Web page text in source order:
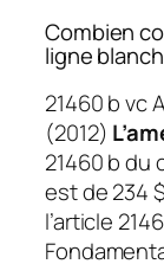
Combien
ligne
21460 b vc
(2012)
21460 b du
est de 234
l’article